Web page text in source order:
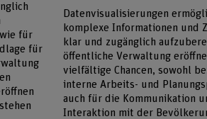
für
für
Datenvisualisierungen
komplexe Informationen und
klar und zugänglich
öffentliche Verwaltung
vielfältige Chancen, sowohl
interne Arbeits- und
auch für die Kommunikation
Interaktion mit der